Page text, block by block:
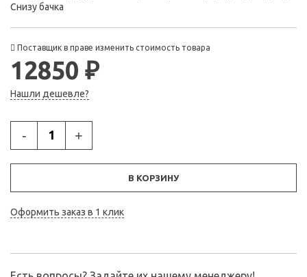
Снизу бачка
Поставщик в праве изменить стоимость товара
12850 ₽
Нашли дешевле?
- +
В КОРЗИНУ
Оформить заказ в 1 клик